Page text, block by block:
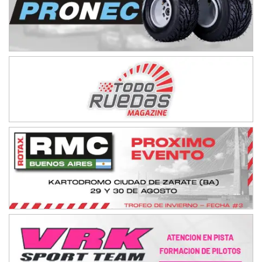
08/09-AGO
IAME SERIES ARGENTINA 6
Ciudad de Trenque Lauquen (Asfalto)
Trenque Lauquen (Buenos Aires)
ENTRERRIANO - F6 (POSTERGADA)
Parque de la Velocidad (Asfalto)
Villaguay (Entre Ríos)
VICTORIENSE - F7
El Cerro (Tierra)
Victoria (Entre Ríos)
PATAGONICO - F6
Moto Club Reginense (Tierra)
Gral. E. Godoy (Río Negro)
CSK - F7
Juventud Unida (Tierra)